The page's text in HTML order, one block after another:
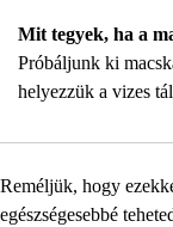
Mit tegyek, ha a
Próbáljunk ki
helyezzük a vizes
Reméljük, hogy
egészségesebbé